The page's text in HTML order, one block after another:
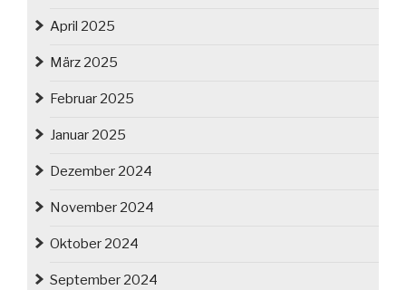
April 2025
März 2025
Februar 2025
Januar 2025
Dezember 2024
November 2024
Oktober 2024
September 2024